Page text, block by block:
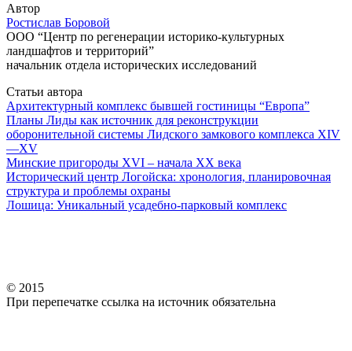
Автор
Ростислав Боровой
ООО “Центр по регенерации историко-культурных
ландшафтов и территорий”
начальник отдела исторических исследований
Статьи автора
Архитектурный комплекс бывшей гостиницы “Европа”
Планы Лиды как источник для реконструкции
оборонительной системы Лидского замкового комплекса XIV
—XV
Минские пригороды XVI – начала XX века
Исторический центр Логойска: хронология, планировочная
структура и проблемы охраны
Лошица: Уникальный усадебно-парковый комплекс
© 2015
При перепечатке ссылка на источник обязательна